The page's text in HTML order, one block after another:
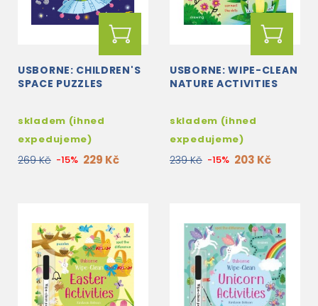
USBORNE: CHILDREN'S
SPACE PUZZLES
skladem (ihned
expedujeme)
269 Kč -15% 229 Kč
USBORNE: WIPE-CLEAN
NATURE ACTIVITIES
skladem (ihned
expedujeme)
239 Kč -15% 203 Kč